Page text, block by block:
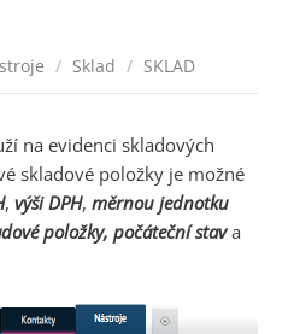
/ Sklad / SKLAD
na evidenci skladových
skladové položky je možné
, výši DPH, měrnou jednotku
položky, počáteční stava